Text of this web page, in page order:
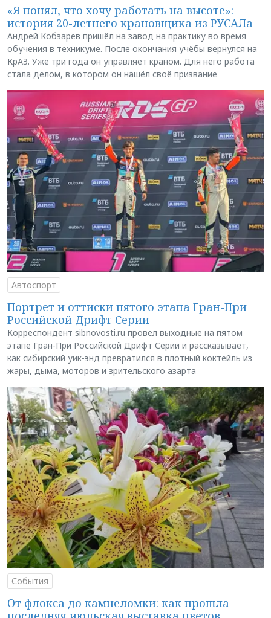
«Я понял, что хочу работать на высоте»:
история 20-летнего крановщика из РУСАЛа
Андрей Кобзарев пришёл на завод на практику во время
обучения в техникуме. После окончания учёбы вернулся на
КрАЗ. Уже три года он управляет краном. Для него работа
стала делом, в котором он нашёл своё призвание
Автоспорт
Портрет и оттиски пятого этапа Гран-При
Российской Дрифт Серии
Корреспондент sibnovosti.ru провёл выходные на пятом
этапе Гран-При Российской Дрифт Серии и рассказывает,
как сибирский уик-энд превратился в плотный коктейль из
жары, дыма, моторов и зрительского азарта
События
От флокса до камнеломки: как прошла